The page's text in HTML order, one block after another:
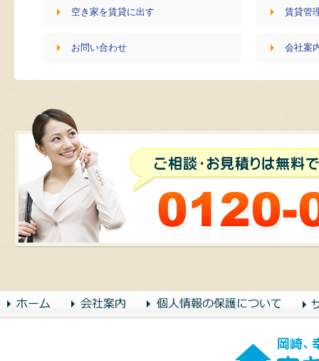
空き家を賃貸に出す 賃貸管
お問い合わせ 会社案